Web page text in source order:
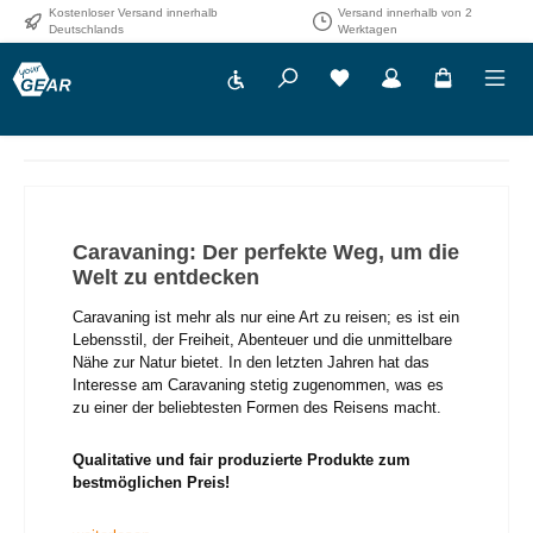
Zum Hauptinhalt springen
Kostenloser Versand innerhalb
Deutschlands
Versand innerhalb von 2
Werktagen
Werkzeugleiste anzeigen
Caravaning: Der perfekte Weg, um die
Welt zu entdecken
Caravaning ist mehr als nur eine Art zu reisen; es ist ein
Lebensstil, der Freiheit, Abenteuer und die unmittelbare
Nähe zur Natur bietet. In den letzten Jahren hat das
Interesse am Caravaning stetig zugenommen, was es
zu einer der beliebtesten Formen des Reisens macht.
Qualitative und fair produzierte Produkte zum
bestmöglichen Preis!